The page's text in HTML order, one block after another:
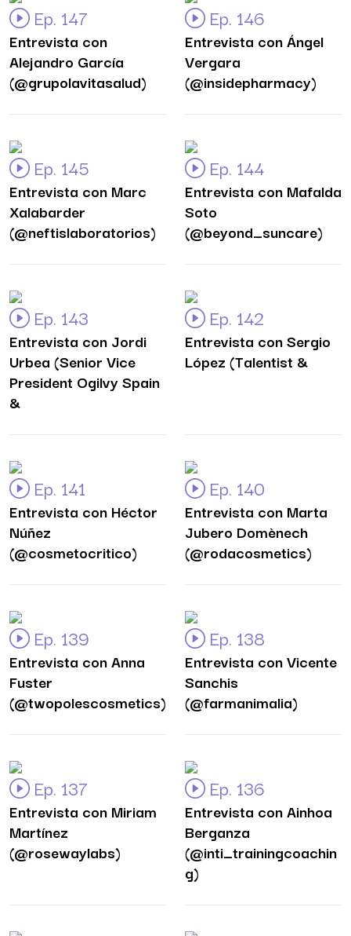
Ep. 147
Entrevista con
Alejandro García
(@grupolavitasalud)
Ep. 146
Entrevista con Ángel
Vergara
(@insidepharmacy)
Ep. 145
Entrevista con Marc
Xalabarder
(@neftislaboratorios)
Ep. 144
Entrevista con Mafalda
Soto
(@beyond_suncare)
Ep. 143
Entrevista con Jordi
Urbea (Senior Vice
President Ogilvy Spain
&
Ep. 142
Entrevista con Sergio
López (Talentist &
Ep. 141
Entrevista con Héctor
Núñez
(@cosmetocritico)
Ep. 140
Entrevista con Marta
Jubero Domènech
(@rodacosmetics)
Ep. 139
Entrevista con Anna
Fuster
(@twopolescosmetics)
Ep. 138
Entrevista con Vicente
Sanchis
(@farmanimalia)
Ep. 137
Entrevista con Miriam
Martínez
(@rosewaylabs)
Ep. 136
Entrevista con Ainhoa
Berganza
(@inti_trainingcoachin
g)